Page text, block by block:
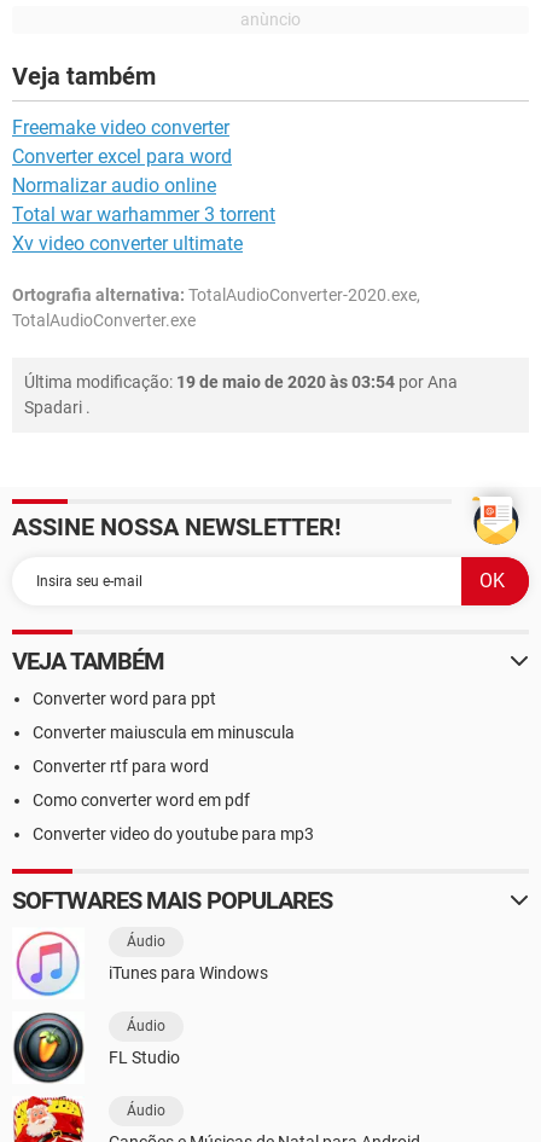
Veja também
Freemake video converter
Converter excel para word
Normalizar audio online
Total war warhammer 3 torrent
Xv video converter ultimate
Ortografia alternativa: TotalAudioConverter-2020.exe,
TotalAudioConverter.exe
Última modificação: 19 de maio de 2020 às 03:54 porAna
Spadari .
ASSINE NOSSA NEWSLETTER!
VEJA TAMBÉM
Converter word para ppt
Converter maiuscula em minuscula
Converter rtf para word
Como converter word em pdf
Converter video do youtube para mp3
SOFTWARES MAIS POPULARES
Áudio
iTunes para Windows
Áudio
FL Studio
Áudio